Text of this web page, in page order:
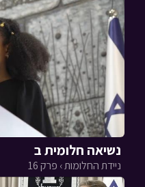
נשיאה חלומית ב
ניידת החלומות › פרק 16